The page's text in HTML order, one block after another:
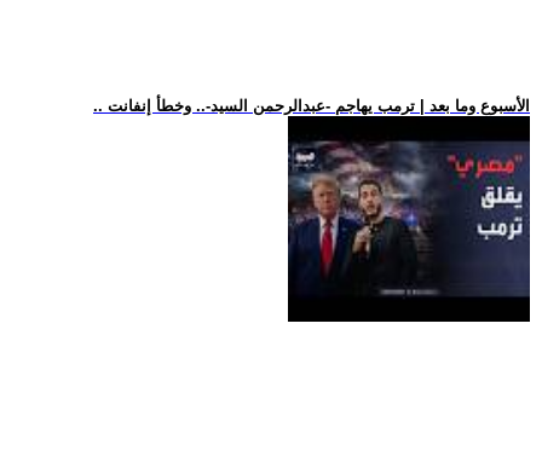
.. الأسبوع وما بعد | ترمب يهاجم -عبدالرحمن السيد-.. وخطأ إنفانت